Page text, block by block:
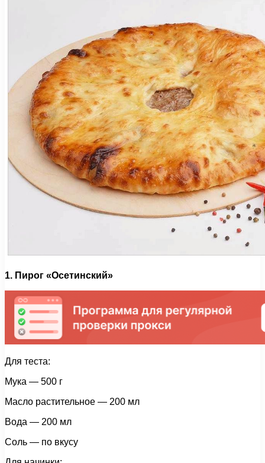
1. Пирог «Осетинский»
Для теста:
Мука — 500 г
Масло растительное — 200 мл
Вода — 200 мл
Соль — по вкусу